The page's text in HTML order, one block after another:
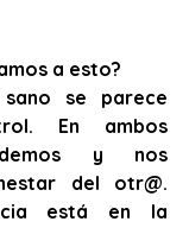
a esto?
se parece
En ambos
y nos
del otr@.
está en la